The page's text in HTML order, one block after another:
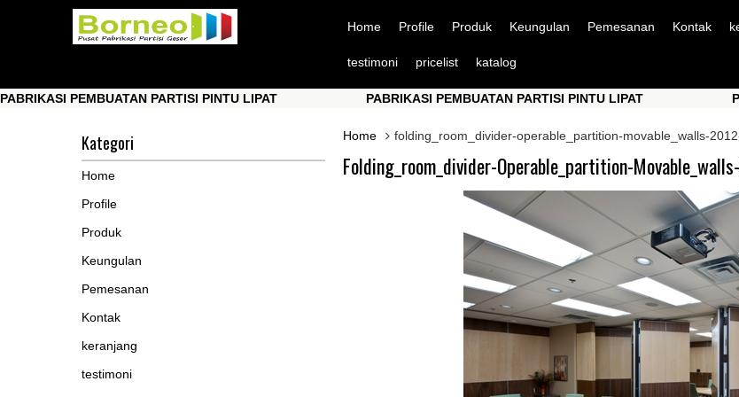
Home Profile Produk Keungulan Pemesanan Kontak
testimoni pricelist katalog
PARTISI PINTU LIPAT PABRIKASI PEMBUATAN PARTISI PINTU LIPAT PABRIKASI
Home
folding_room_divider-operable_partition-movable_walls-
Folding_room_divider-Operable_partition-
Kategori
Home
Profile
Produk
Keungulan
Pemesanan
Kontak
keranjang
testimoni